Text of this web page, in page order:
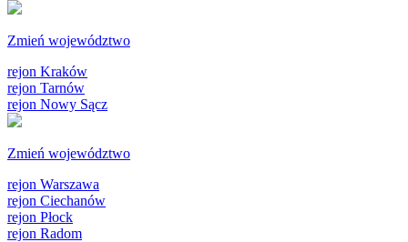
Zmień województwo
rejon Kraków
rejon Tarnów
rejon Nowy Sącz
Zmień województwo
rejon Warszawa
rejon Ciechanów
rejon Płock
rejon Radom